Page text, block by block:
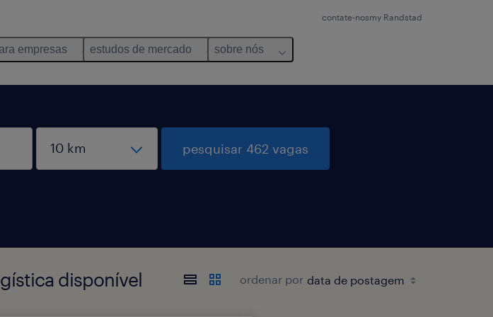
contate-nosmy Randstad
empresas estudos de mercado sobre nós
pesquisar 462 vagas
disponível ordenar por